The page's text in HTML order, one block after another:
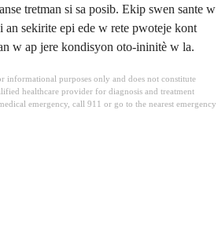
tretman si sa posib. Ekip swen sante w
sekirite epi ede w rete pwoteje kont
w ap jere kondisyon oto-ininitè w la.
informational purposes only and does not constitute
healthcare provider for diagnosis and treatment
emergency, call 911 or go to the nearest emergency